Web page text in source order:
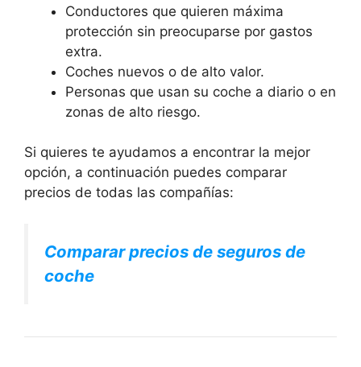
Conductores que quieren máxima
protección sin preocuparse por gastos
extra.
Coches nuevos o de alto valor.
Personas que usan su coche a diario o en
zonas de alto riesgo.
Si quieres te ayudamos a encontrar la mejor
opción, a continuación puedes comparar
precios de todas las compañías:
Comparar precios de seguros de
coche